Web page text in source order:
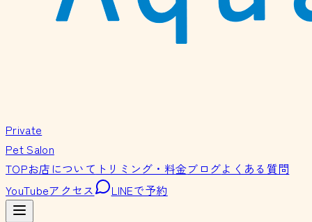
Private
Pet Salon
TOPお店について トリミング・料金ブログよくある質問
YouTubeアクセス LINEで予約